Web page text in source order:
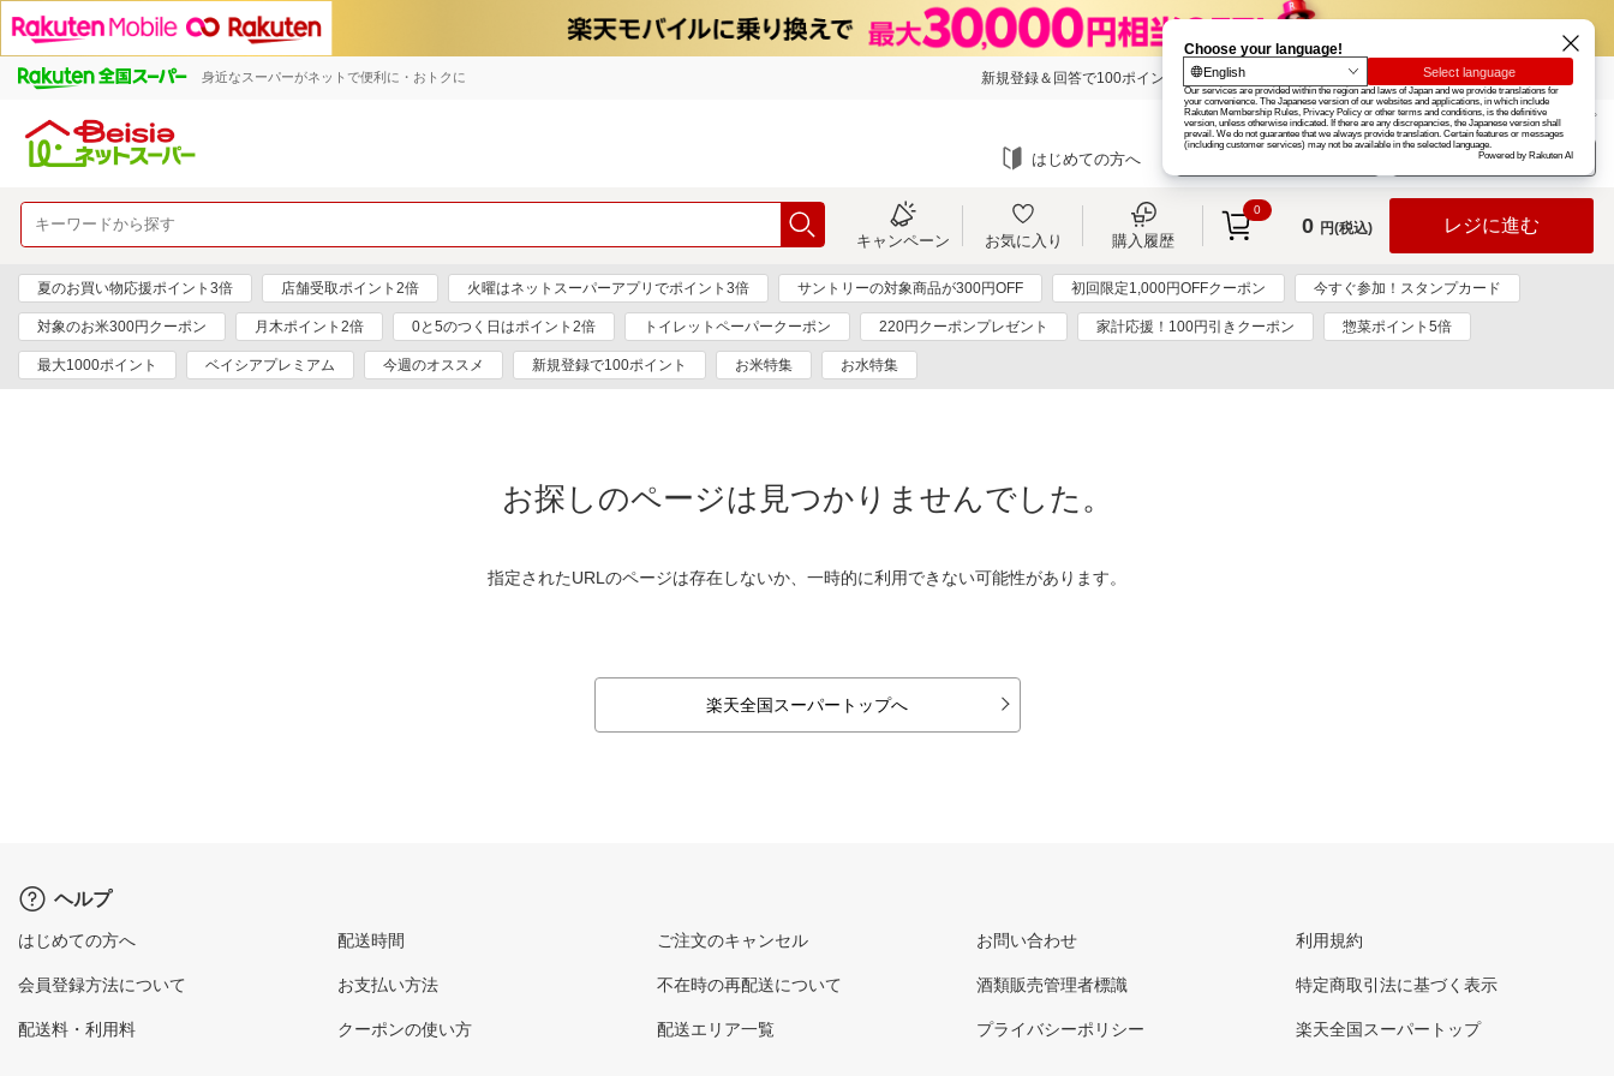
身近なスーパーがネットで便利に・おトクに 新規登録＆回答で100ポイント! 楽天グループ カード
お知らせ ヘルプ
はじめての方へ ログイン
キャンペーン お気に入り 購入履歴
0
0 円(税込) レジに進む
夏のお買い物応援ポイント3倍 店舗受取ポイント2倍 火曜はネットスーパーアプリでポイント3倍 サントリーの対象商品が300円OFF 初回限定1,000円OFFクーポン 今すぐ参加！スタンプカード
対象のお米300円クーポン 月木ポイント2倍 0と5のつく日はポイント2倍 トイレットペーパークーポン 220円クーポンプレゼント 家計応援！100円引きクーポン 惣菜ポイント5倍
最大1000ポイント ベイシアプレミアム 今週のオススメ 新規登録で100ポイント お米特集 お水特集
お探しのページは見つかりませんでした。
指定されたURLのページは存在しないか、一時的に利用できない可能性があります。
楽天全国スーパートップへ
ヘルプ
はじめての方へ
会員登録方法について
配送料・利用料
配送時間
お支払い方法
クーポンの使い方
ご注文のキャンセル
不在時の再配送について
配送エリア一覧
お問い合わせ
酒類販売管理者標識
プライバシーポリシー
利用規約
特定商取引法に基づく表示
楽天全国スーパートップ